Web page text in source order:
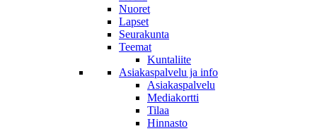
Nuoret
Lapset
Seurakunta
Teemat
Kuntaliite
Asiakaspalvelu ja info
Asiakaspalvelu
Mediakortti
Tilaa
Hinnasto